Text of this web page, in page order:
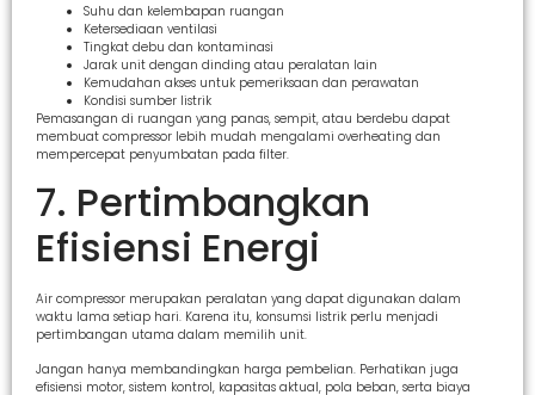
Suhu dan kelembapan ruangan
Ketersediaan ventilasi
Tingkat debu dan kontaminasi
Jarak unit dengan dinding atau peralatan lain
Kemudahan akses untuk pemeriksaan dan perawatan
Kondisi sumber listrik
Pemasangan di ruangan yang panas, sempit, atau berdebu dapat
membuat compressor lebih mudah mengalami overheating dan
mempercepat penyumbatan pada filter.
7. Pertimbangkan
Efisiensi Energi
Air compressor merupakan peralatan yang dapat digunakan dalam
waktu lama setiap hari. Karena itu, konsumsi listrik perlu menjadi
pertimbangan utama dalam memilih unit.
Jangan hanya membandingkan harga pembelian. Perhatikan juga
efisiensi motor, sistem kontrol, kapasitas aktual, pola beban, serta biaya